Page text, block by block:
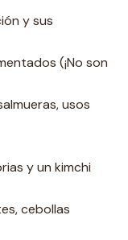
y sus
(¡No son
usos
y un kimchi
cebollas